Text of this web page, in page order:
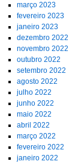
março 2023
fevereiro 2023
janeiro 2023
dezembro 2022
novembro 2022
outubro 2022
setembro 2022
agosto 2022
julho 2022
junho 2022
maio 2022
abril 2022
março 2022
fevereiro 2022
janeiro 2022